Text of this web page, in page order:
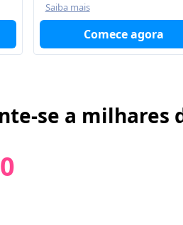
Saiba mais
Comece agora
se a milhares